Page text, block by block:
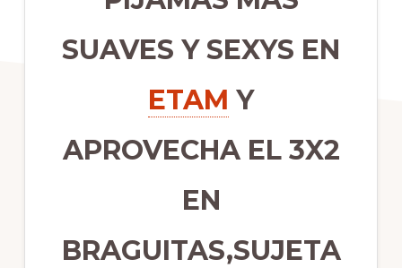
SUAVES Y SEXYS EN
ETAM Y
APROVECHA EL 3X2
EN
BRAGUITAS,SUJETA